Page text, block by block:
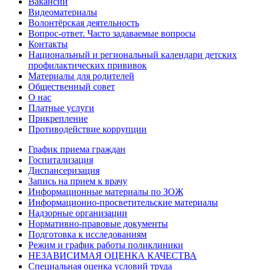
Видеоматериалы
Волонтёрская деятельность
Вопрос-ответ. Часто задаваемые вопросы
Контакты
Национальный и региональный календари детских
профилактических прививок
Материалы для родителей
Общественный совет
О нас
Платные услуги
Прикрепление
Противодействие коррупции
График приема граждан
Госпитализация
Диспансеризация
Запись на прием к врачу
Информационные материалы по ЗОЖ
Информационно-просветительские материалы
Надзорные организации
Нормативно-правовые документы
Подготовка к исследованиям
Режим и график работы поликлиники
НЕЗАВИСИМАЯ ОЦЕНКА КАЧЕСТВА
Специальная оценка условий труда